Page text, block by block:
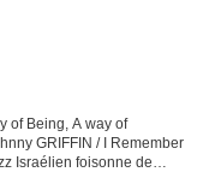
of Being, A way of
GRIFFIN / I Remember
Israélien foisonne de